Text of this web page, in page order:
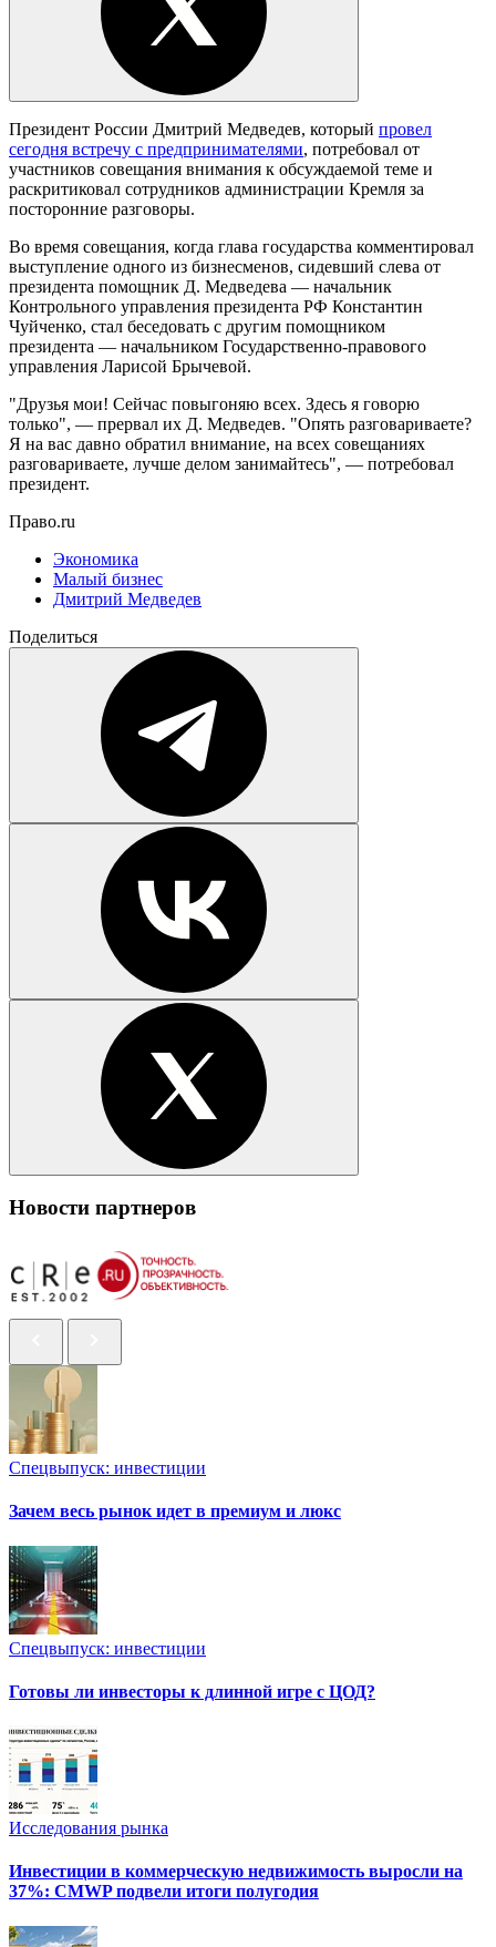
Президент России Дмитрий Медведев, который провел
сегодня встречу с предпринимателями, потребовал от
участников совещания внимания к обсуждаемой теме и
раскритиковал сотрудников администрации Кремля за
посторонние разговоры.
Во время совещания, когда глава государства комментировал
выступление одного из бизнесменов, сидевший слева от
президента помощник Д. Медведева — начальник
Контрольного управления президента РФ Константин
Чуйченко, стал беседовать с другим помощником
президента — начальником Государственно-правового
управления Ларисой Брычевой.
"Друзья мои! Сейчас повыгоняю всех. Здесь я говорю
только", — прервал их Д. Медведев. "Опять разговариваете?
Я на вас давно обратил внимание, на всех совещаниях
разговариваете, лучше делом занимайтесь", — потребовал
президент.
Право.ru
Экономика
Малый бизнес
Дмитрий Медведев
Поделиться
Новости партнеров
Спецвыпуск: инвестиции
Зачем весь рынок идет в премиум и люкс
Спецвыпуск: инвестиции
Готовы ли инвесторы к длинной игре с ЦОД?
Исследования рынка
Инвестиции в коммерческую недвижимость выросли на
37%: CMWP подвели итоги полугодия